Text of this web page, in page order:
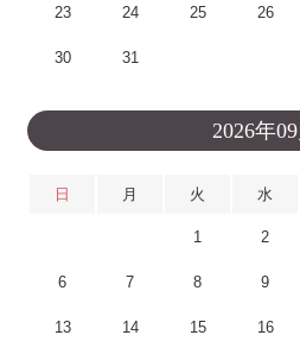
23 24 25 26
30 31
2026年09
日 月 火 水
1 2
6 7 8 9
13 14 15 16